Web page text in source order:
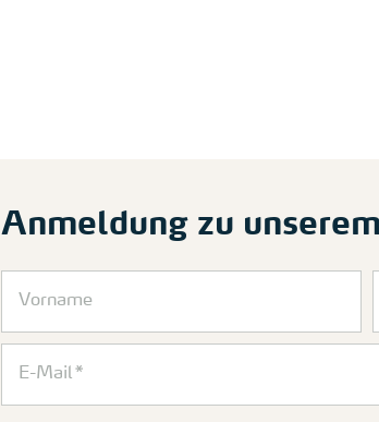
Anmeldung zu